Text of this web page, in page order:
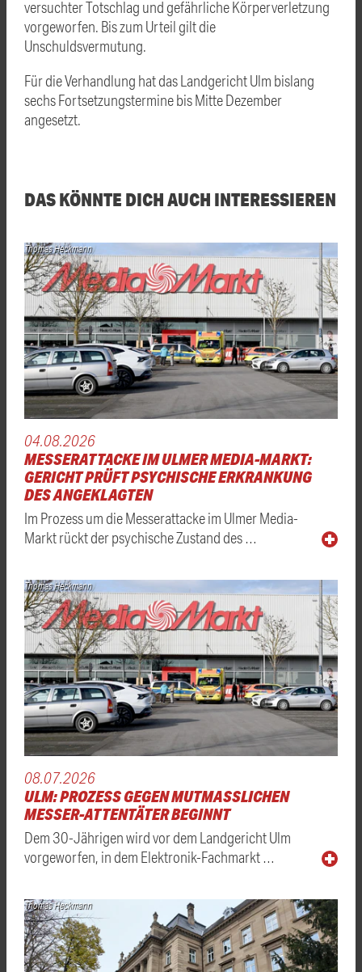
versuchter Totschlag und gefährliche Körperverletzung
vorgeworfen. Bis zum Urteil gilt die
Unschuldsvermutung.
Für die Verhandlung hat das Landgericht Ulm bislang
sechs Fortsetzungstermine bis Mitte Dezember
angesetzt.
DAS KÖNNTE DICH AUCH INTERESSIEREN
Thomas Heckmann
04.08.2026
MESSERATTACKE IM ULMER MEDIA-MARKT:
GERICHT PRÜFT PSYCHISCHE ERKRANKUNG
DES ANGEKLAGTEN
Im Prozess um die Messerattacke im Ulmer Media-
Markt rückt der psychische Zustand des …
Thomas Heckmann
08.07.2026
ULM: PROZESS GEGEN MUTMASSLICHEN M
ESSER-ATTENTÄTER BEGINNT
Dem 30-Jährigen wird vor dem Landgericht Ulm
vorgeworfen, in dem Elektronik-Fachmarkt …
Thomas Heckmann